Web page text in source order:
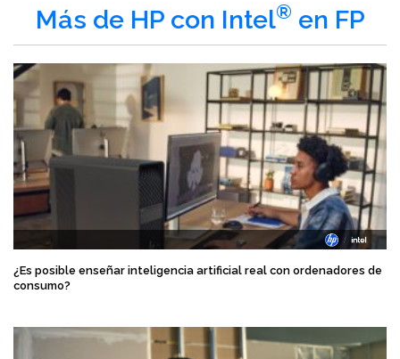
Más de HP con Intel® en FP
¿Es posible enseñar inteligencia artificial real con ordenadores de
consumo?